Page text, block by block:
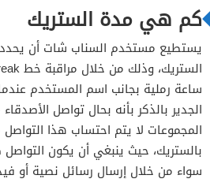
كم هي مدة الستريك
يستطيع مستخدم السناب شات أن
ساعة رملية بجانب اسم المستخدم
الجدير بالذكر بأنه بحال تواصل
المجموعات لا يتم احتساب هذا
بالستريك، حيث ينبغي أن يكون
سواء من خلال إرسال رسائل نصية أو